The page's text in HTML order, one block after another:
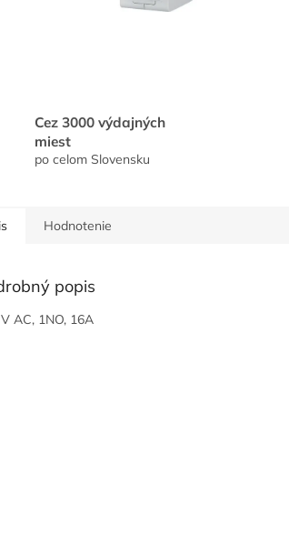
Cez 3000 výdajných
miest
po celom Slovensku
Hodnotenie
popis
AC, 1NO, 16A